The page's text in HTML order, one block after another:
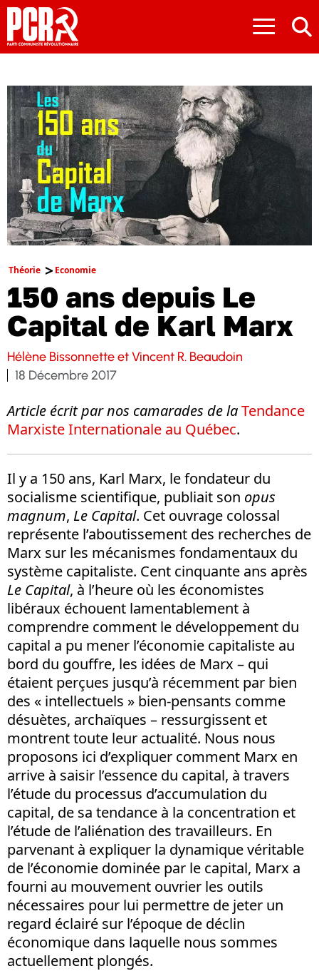
≡
Théorie Economie
150 ans depuis Le
Capital de Karl Marx
Hélène Bissonnette et Vincent R. Beaudoin
18 Décembre 2017
Article écrit par nos camarades de laTendance
Marxiste Internationale au Québec.
Il y a 150 ans, Karl Marx, le fondateur du
socialisme scientifique, publiait son opus
magnum, Le Capital. Cet ouvrage colossal
représente l’aboutissement des recherches de
Marx sur les mécanismes fondamentaux du
système capitaliste. Cent cinquante ans après
Le Capital, à l’heure où les économistes
libéraux échouent lamentablement à
comprendre comment le développement du
capital a pu mener l’économie capitaliste au
bord du gouffre, les idées de Marx – qui
étaient perçues jusqu’à récemment par bien
des « intellectuels » bien-pensants comme
désuètes, archaïques – ressurgissent et
montrent toute leur actualité. Nous nous
proposons ici d’expliquer comment Marx en
arrive à saisir l’essence du capital, à travers
l’étude du processus d’accumulation du
capital, de sa tendance à la concentration et
l’étude de l’aliénation des travailleurs. En
parvenant à expliquer la dynamique véritable
de l’économie dominée par le capital, Marx a
fourni au mouvement ouvrier les outils
nécessaires pour lui permettre de jeter un
regard éclairé sur l’époque de déclin
économique dans laquelle nous sommes
actuellement plongés.